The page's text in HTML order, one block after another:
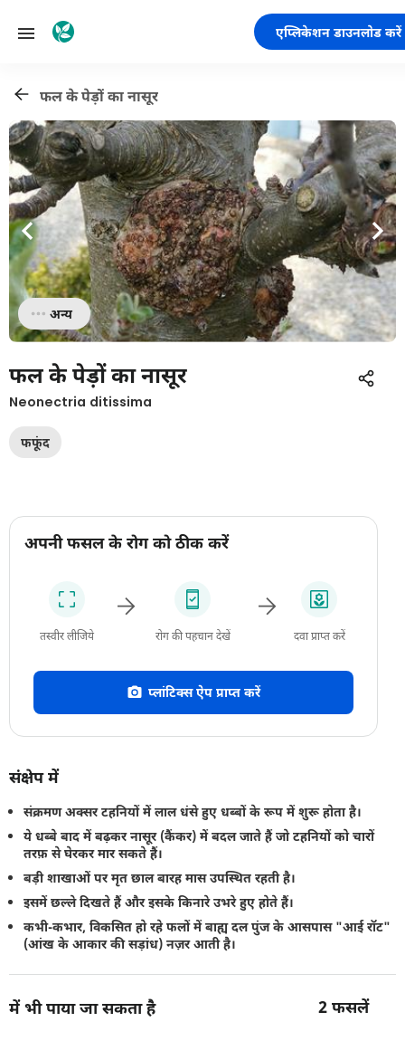
एप्लिकेशन डाउनलोड करें
फल के पेड़ों का नासूर
अन्य
फल के पेड़ों का नासूर
Neonectria ditissima
फफूंद
अपनी फसल के रोग को ठीक करें
तस्वीर लीजिये रोग की पहचान देखें दवा प्राप्त करें
प्लांटिक्स ऐप प्राप्त करें
संक्षेप में
संक्रमण अक्सर टहनियों में लाल धंसे हुए धब्बों के रूप में शुरू होता है।
ये धब्बे बाद में बढ़कर नासूर (कैंकर) में बदल जाते हैं जो टहनियों को चारों
तरफ़ से घेरकर मार सकते हैं।
बड़ी शाखाओं पर मृत छाल बारह मास उपस्थित रहती है।
इसमें छल्ले दिखते हैं और इसके किनारे उभरे हुए होते हैं।
कभी-कभार, विकसित हो रहे फलों में बाह्य दल पुंज के आसपास "आई रॉट"
(आंख के आकार की सड़ांध) नज़र आती है।
में भी पाया जा सकता है 2 फसलें